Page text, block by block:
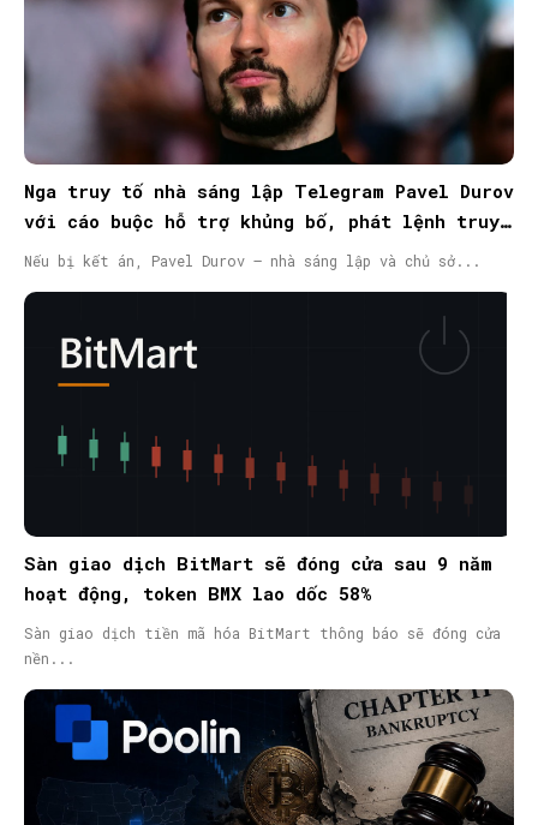
Nga truy tố nhà sáng lập Telegram Pavel Durov
với cáo buộc hỗ trợ khủng bố, phát lệnh truy
nã quốc tế
Nếu bị kết án, Pavel Durov – nhà sáng lập và chủ sở...
Sàn giao dịch BitMart sẽ đóng cửa sau 9 năm
hoạt động, token BMX lao dốc 58%
Sàn giao dịch tiền mã hóa BitMart thông báo sẽ đóng cửa
nền...